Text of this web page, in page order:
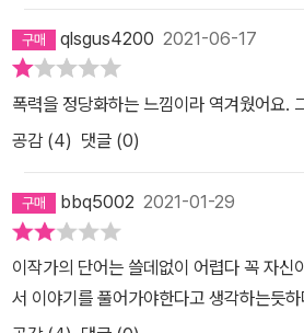
qlsgus4200 2021-06-17
폭력을 정당화하는 느낌이라 역겨웠어요.
공감 (4) 댓글 (0)
bbq5002 2021-01-29
이작가의 단어는 쓸데없이 어렵다 꼭 자신
서 이야기를 풀어가야한다고 생각하는듯